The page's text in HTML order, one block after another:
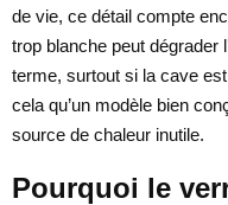
de vie, ce détail compte
trop blanche peut dégrader
terme, surtout si la cave
cela qu’un modèle bien
source de chaleur inutile.
Pourquoi le